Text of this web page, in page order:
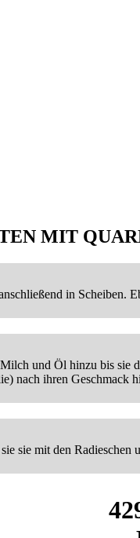
MIT
in Scheiben.
und Öl hinzu bis
nach ihren Geschmack
sie mit den Radieschen